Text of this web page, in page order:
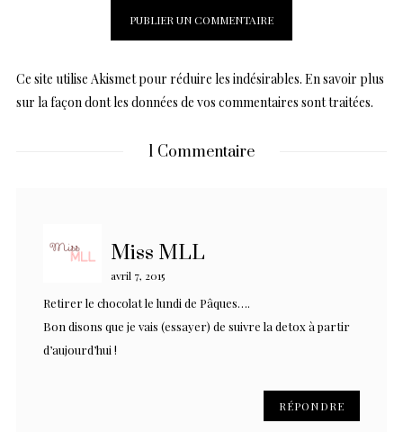
Ce site utilise Akismet pour réduire les indésirables. En savoir plus
sur la façon dont les données de vos commentaires sont traitées.
1 Commentaire
Miss MLL
avril 7, 2015
Retirer le chocolat le lundi de Pâques….
Bon disons que je vais (essayer) de suivre la detox à partir
d’aujourd’hui !
RÉPONDRE